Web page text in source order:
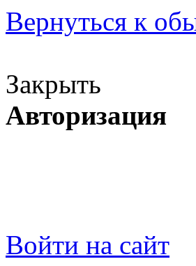
Вернуться к
Закрыть
Авторизация
Войти на сайт